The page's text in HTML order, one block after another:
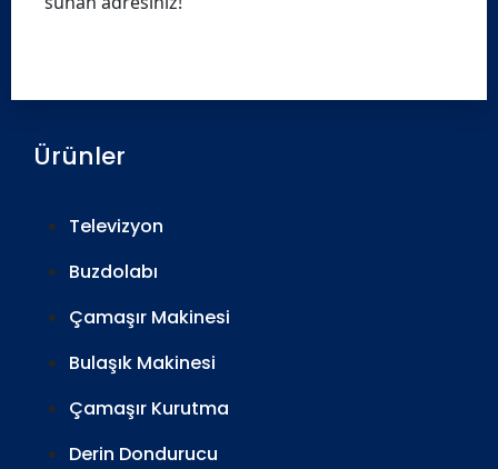
Ürünler
Televizyon
Buzdolabı
Çamaşır Makinesi
Bulaşık Makinesi
Çamaşır Kurutma
Derin Dondurucu